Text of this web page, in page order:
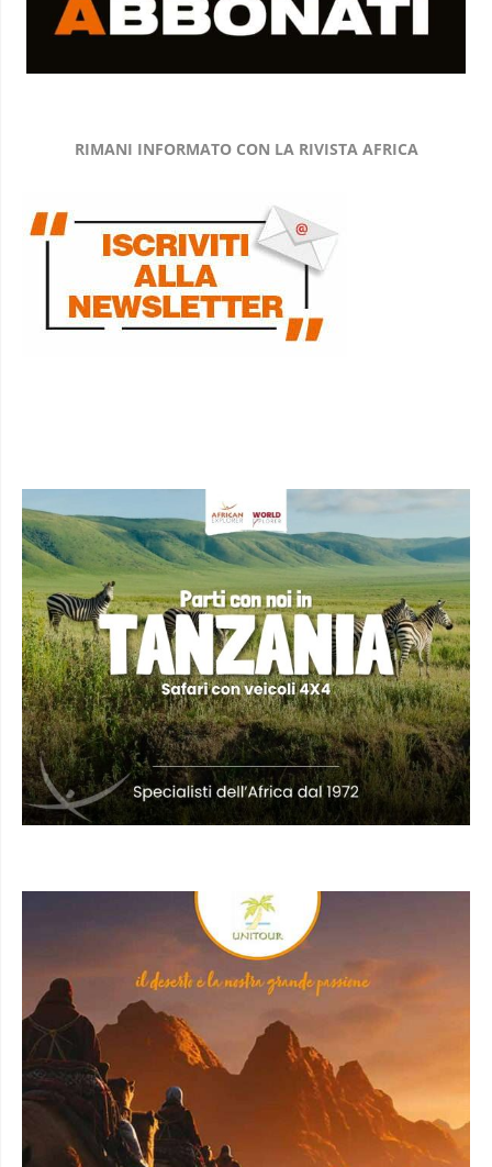
RIMANI INFORMATO CON LA RIVISTA AFRICA